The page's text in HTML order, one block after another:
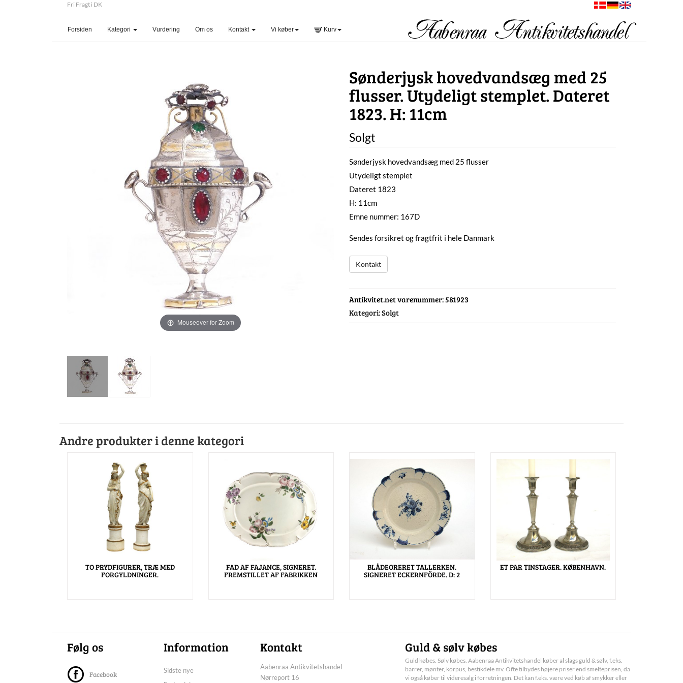
Fri Fragt i DK
Forsiden (current)Kategori Vurdering Om os Kontakt Vi køber Kurv
Mouseover for Zoom
Sønderjysk hovedvandsæg med 25
flusser. Utydeligt stemplet. Dateret
1823. H: 11cm
Solgt
Sønderjysk hovedvandsæg med 25 flusser
Utydeligt stemplet
Dateret 1823
H: 11cm
Emne nummer: 167D
Sendes forsikret og fragtfrit i hele Danmark
Kontakt
Antikvitet.net varenummer:581923
Kategori:Solgt
Andre produkter i denne kategori
TO PRYDFIGURER, TRÆ MED
FORGYLDNINGER.
FAD AF FAJANCE, SIGNERET.
FREMSTILLET AF FABRIKKEN
BLÅDEORERET TALLERKEN.
SIGNERET ECKERNFÖRDE. D: 2
ET PAR TINSTAGER. KØBENHAVN.
Følg os
Facebook
Information
Sidste nye
Kontakt
Aabenraa Antikvitetshandel
Nørreport 16
Guld & sølv købes
Guld købes. Sølv købes. Aabenraa Antikvitetshandel køber al slags guld & sølv, f.eks.
barrer, mønter, korpus, bestikdele mv. Ofte tilbydes højere priser end smelteprisen, da
vi også køber til videresalg i forretningen. Det kan f.eks. være ved køb af smykker eller